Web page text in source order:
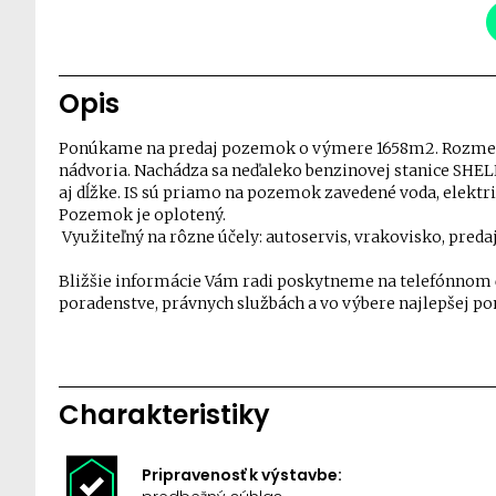
Opis
Ponúkame na predaj pozemok o výmere 1658m2.
nádvoria. Nachádza sa neďaleko benzinovej stanice
aj dĺžke. IS sú priamo na pozemok zavedené voda,
Pozemok je oplotený.
Využiteľný na rôzne účely: autoservis, vrakovisko,
Bližšie informácie Vám radi poskytneme na telefónnom
poradenstve, právnych službách a vo výbere najlepšej
Charakteristiky
Pripravenosť k výstavbe: